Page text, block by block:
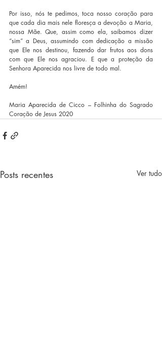
Por isso, nós te pedimos, toca nosso coração para
que cada dia mais nele floresça a devoção a Maria,
nossa Mãe. Que, assim como ela, saibamos dizer
“sim” a Deus, assumindo com dedicação a missão
que Ele nos destinou, fazendo dar frutos aos dons
com que Ele nos agraciou. E que a proteção da
Senhora Aparecida nos livre de todo mal.
Amém!
Maria Aparecida de Cicco – Folhinha do Sagrado
Coração de Jesus 2020
Posts recentes Ver tudo